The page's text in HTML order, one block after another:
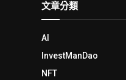
文章分類
AI
InvestManDao
NFT